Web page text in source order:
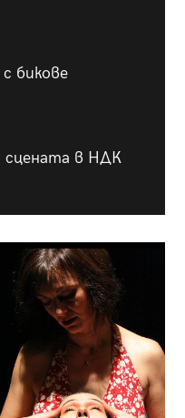
бикове
сцената в НДК